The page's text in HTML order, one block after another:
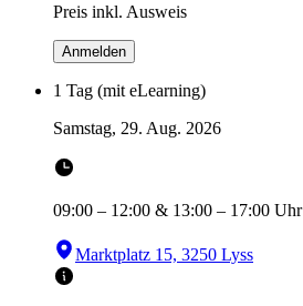
Preis inkl. Ausweis
Anmelden
1 Tag (mit eLearning)
Samstag, 29. Aug. 2026
09:00 – 12:00 & 13:00 – 17:00 Uhr
Marktplatz 15, 3250 Lyss